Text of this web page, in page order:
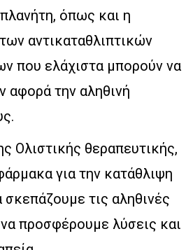
όπως και η
αντικαταθλιπτικών
που ελάχιστα μπορούν να
αφορά την αληθινή
Ολιστικής θεραπευτικής,
για την κατάθλιψη
σκεπάζουμε τις αληθινές
να προσφέρουμε λύσεις και